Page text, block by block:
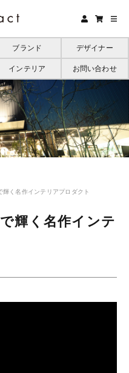
ブランド デザイナー
インテリア お問い合わせ
輝く名作インテリアプロダクト
輝く名作インテ